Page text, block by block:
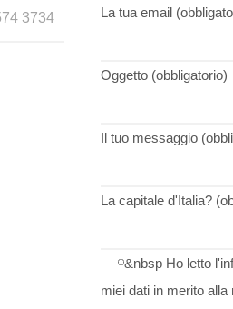
3734 La tua email
Oggetto (obbligatorio)
Il tuo messaggio
La capitale d'Italia?
&nbsp Ho letto
miei dati in merito